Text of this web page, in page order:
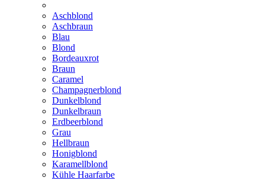
Aschblond
Aschbraun
Blau
Blond
Bordeauxrot
Braun
Caramel
Champagnerblond
Dunkelblond
Dunkelbraun
Erdbeerblond
Grau
Hellbraun
Honigblond
Karamellblond
Kühle Haarfarbe